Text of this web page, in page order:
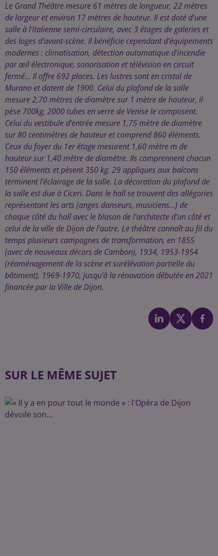
Le Grand Théâtre mesure 61 mètres de longueur, 22 mètres
de largeur et environ 17 mètres de hauteur. Il est doté d’une
salle à l’italienne semi-circulaire, avec 3 étages de galeries et
des loges d’avant-scène. Il bénéficie cependant d’équipements
modernes : climatisation, détection automatique d’incendie
par œil électronique, sonorisation et télévision en circuit
fermé... Il offre 692 places. Les lustres sont en cristal de
Murano et datent de 1900. Celui du plafond de la salle
mesure 2,70 mètres de diamètre sur 1 mètre de hauteur, il
pèse 700kg, 2000 tubes en verre de Venise le composent.
Celui du vestibule d’entrée mesure 1,75 mètre de diamètre
sur 80 centimètres de hauteur et comprend 860 éléments.
Ceux du foyer du 1er étage mesurent 1,60 mètre m de
hauteur sur 1,40 mètre de diamètre. Ils comprennent chacun
150 éléments et pèsent 350 kg. 29 appliques aux balcons
terminent l’éclairage de la salle. La décoration du plafond de
la salle est due à Ciceri. Dans le hall se trouvent des allégories
représentant les arts (anges danseurs, musiciens...) de
chaque côté du hall avec le blason de l’architecte d’un côté et
celui de la ville de Dijon de l’autre. Le théâtre connaît au fil du
temps plusieurs campagnes de transformation, en 1855
(avec de nouveaux décors de Cambon), 1934, 1953-1954
(réaménagement de la scène et surélévation partielle du
bâtiment), 1969-1970, jusqu’à la rénovation débutée en 2021
financée par la Ville de Dijon.
SUR LE MÊME SUJET